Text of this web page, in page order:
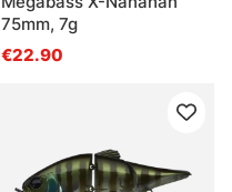
75mm, 7g
€22.90